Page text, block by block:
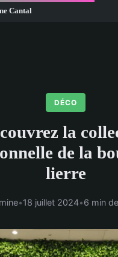
DÉCO
la
de la
lierre
•18 juillet 2024•6 min